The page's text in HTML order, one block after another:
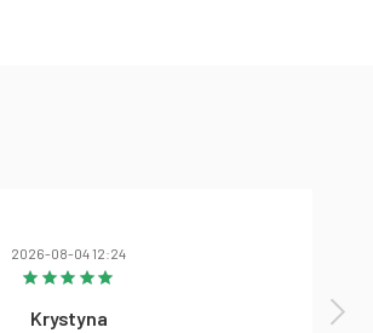
2026-08-04 12:24
Krystyna